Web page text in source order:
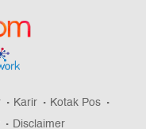
Karir
Kotak Pos
Disclaimer